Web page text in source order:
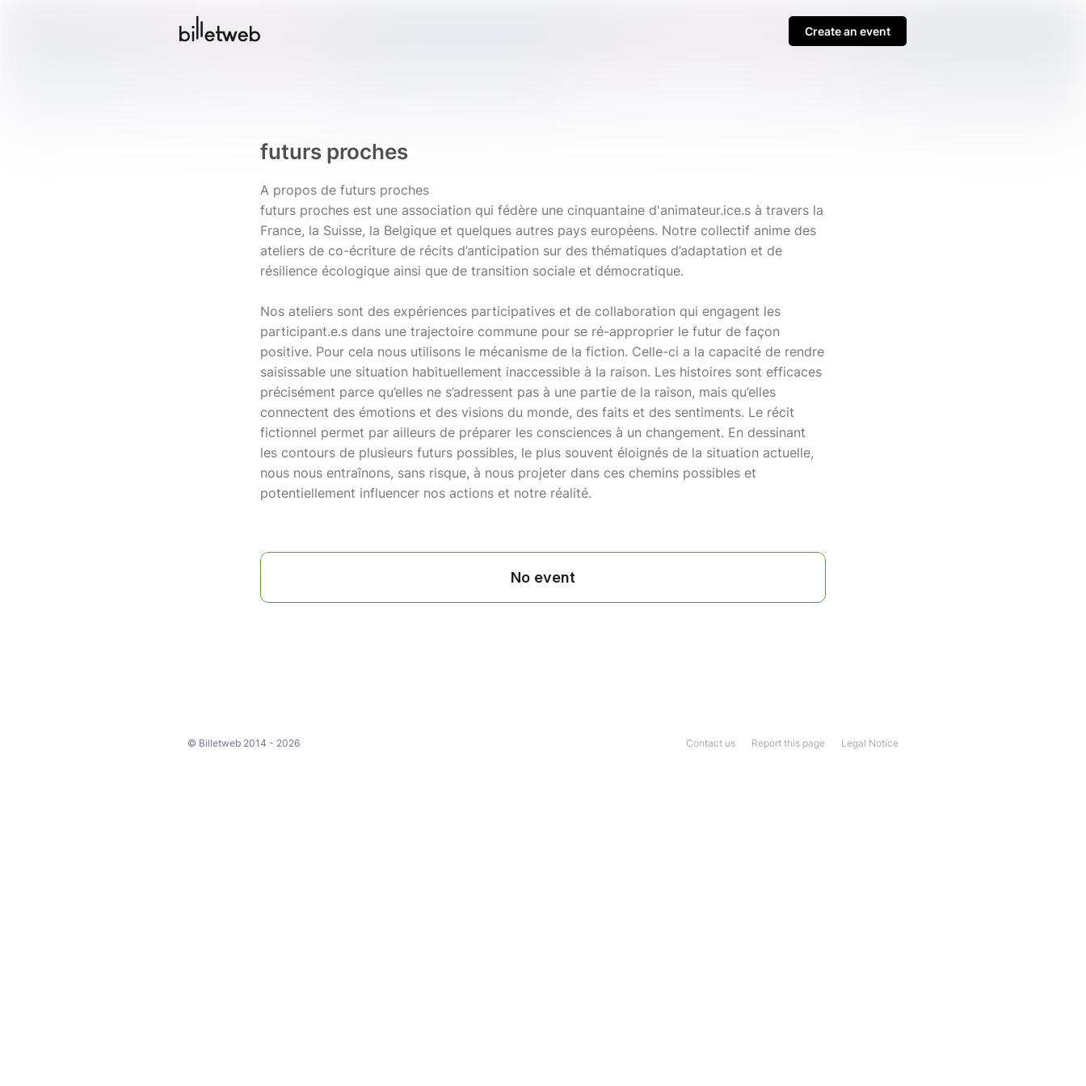
Create an event
futurs proches
A propos de futurs proches
futurs proches est une association qui fédère une cinquantaine d'animateur.ice.s à travers la
France, la Suisse, la Belgique et quelques autres pays européens. Notre collectif anime des
ateliers de co-écriture de récits d’anticipation sur des thématiques d’adaptation et de
résilience écologique ainsi que de transition sociale et démocratique.
Nos ateliers sont des expériences participatives et de collaboration qui engagent les
participant.e.s dans une trajectoire commune pour se ré-approprier le futur de façon
positive. Pour cela nous utilisons le mécanisme de la fiction. Celle-ci a la capacité de rendre
saisissable une situation habituellement inaccessible à la raison. Les histoires sont efficaces
précisément parce qu’elles ne s’adressent pas à une partie de la raison, mais qu’elles
connectent des émotions et des visions du monde, des faits et des sentiments. Le récit
fictionnel permet par ailleurs de préparer les consciences à un changement. En dessinant
les contours de plusieurs futurs possibles, le plus souvent éloignés de la situation actuelle,
nous nous entraînons, sans risque, à nous projeter dans ces chemins possibles et
potentiellement influencer nos actions et notre réalité.
© Billetweb 2014 - 2026 Legal Notice
Report this page
Contact us